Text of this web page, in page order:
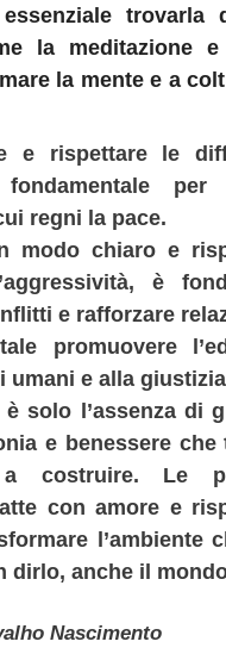
trovarla
la meditazione
la mente e a
e rispettare le
per
regni la pace.
modo chiaro e
è
e rafforzare
promuovere
umani e alla
solo l’assenza di
e benessere
a costruire. Le
con amore e
l’ambiente
dirlo, anche il
Nascimento